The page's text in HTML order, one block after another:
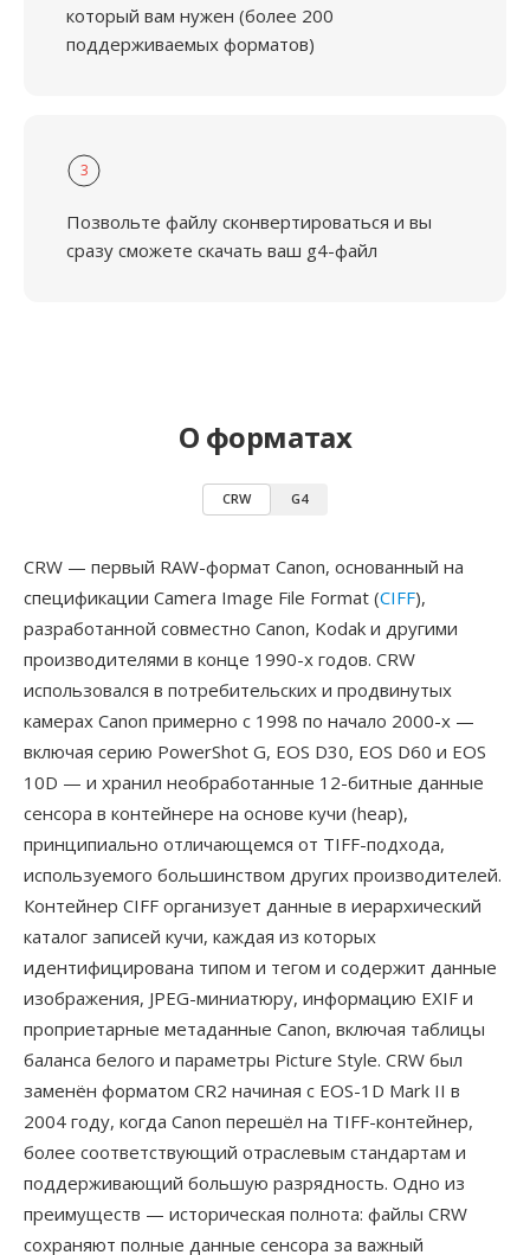
который вам нужен (более 200
поддерживаемых форматов)
3
Позвольте файлу сконвертироваться и вы
сразу сможете скачать ваш g4-файл
О форматах
CRW G4
CRW — первый RAW-формат Canon, основанный на
спецификации Camera Image File Format (CIFF),
разработанной совместно Canon, Kodak и другими
производителями в конце 1990-х годов. CRW
использовался в потребительских и продвинутых
камерах Canon примерно с 1998 по начало 2000-х —
включая серию PowerShot G, EOS D30, EOS D60 и EOS
10D — и хранил необработанные 12-битные данные
сенсора в контейнере на основе кучи (heap),
принципиально отличающемся от TIFF-подхода,
используемого большинством других производителей.
Контейнер CIFF организует данные в иерархический
каталог записей кучи, каждая из которых
идентифицирована типом и тегом и содержит данные
изображения, JPEG-миниатюру, информацию EXIF и
проприетарные метаданные Canon, включая таблицы
баланса белого и параметры Picture Style. CRW был
заменён форматом CR2 начиная с EOS-1D Mark II в
2004 году, когда Canon перешёл на TIFF-контейнер,
более соответствующий отраслевым стандартам и
поддерживающий большую разрядность. Одно из
преимуществ — историческая полнота: файлы CRW
сохраняют полные данные сенсора за важный